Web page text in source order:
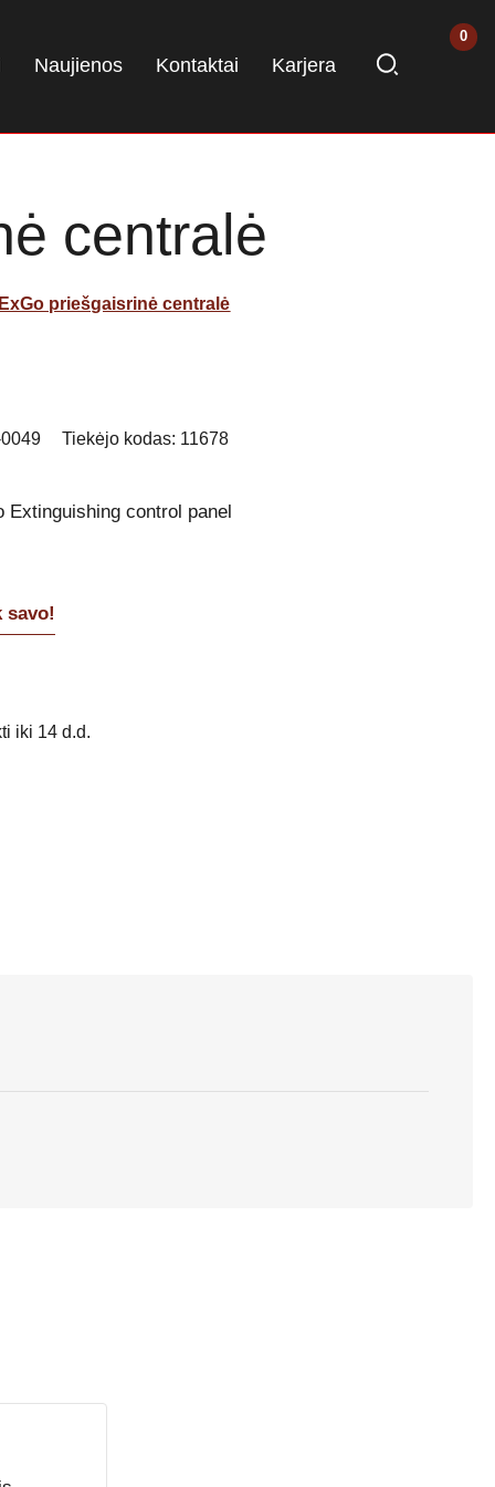
Naujienos Kontaktai Karjera
centralė
priešgaisrinė centralė
Tiekėjo kodas: 11678
Extinguishing control panel
savo!
iki 14 d.d.